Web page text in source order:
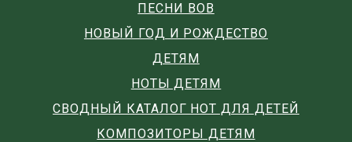
ПЕСНИ ВОВ
НОВЫЙ ГОД И РОЖДЕСТВО
ДЕТЯМ
НОТЫ ДЕТЯМ
СВОДНЫЙ КАТАЛОГ НОТ ДЛЯ ДЕТЕЙ
КОМПОЗИТОРЫ ДЕТЯМ